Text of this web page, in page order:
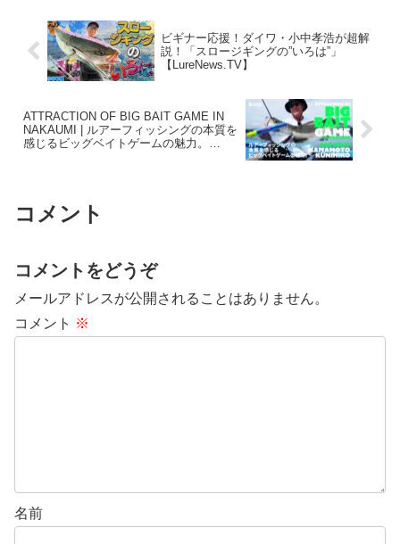
ビギナー応援！ダイワ・小中孝浩が超解
説！「スロージギングの”いろは”」
【LureNews.TV】
ATTRACTION OF BIG BAIT GAME IN
NAKAUMI | ルアーフィッシングの本質を
感じるビッグベイトゲームの魅力。
コメント
コメントをどうぞ
メールアドレスが公開されることはありません。
コメント ※
名前